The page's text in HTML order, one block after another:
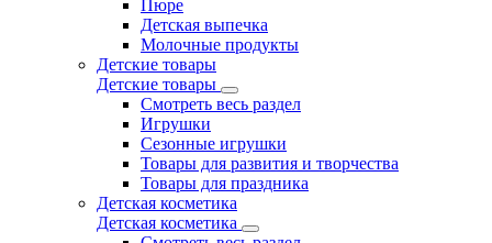
Пюре
Детская выпечка
Молочные продукты
Детские товары
Детские товары
Смотреть весь раздел
Игрушки
Сезонные игрушки
Товары для развития и творчества
Товары для праздника
Детская косметика
Детская косметика